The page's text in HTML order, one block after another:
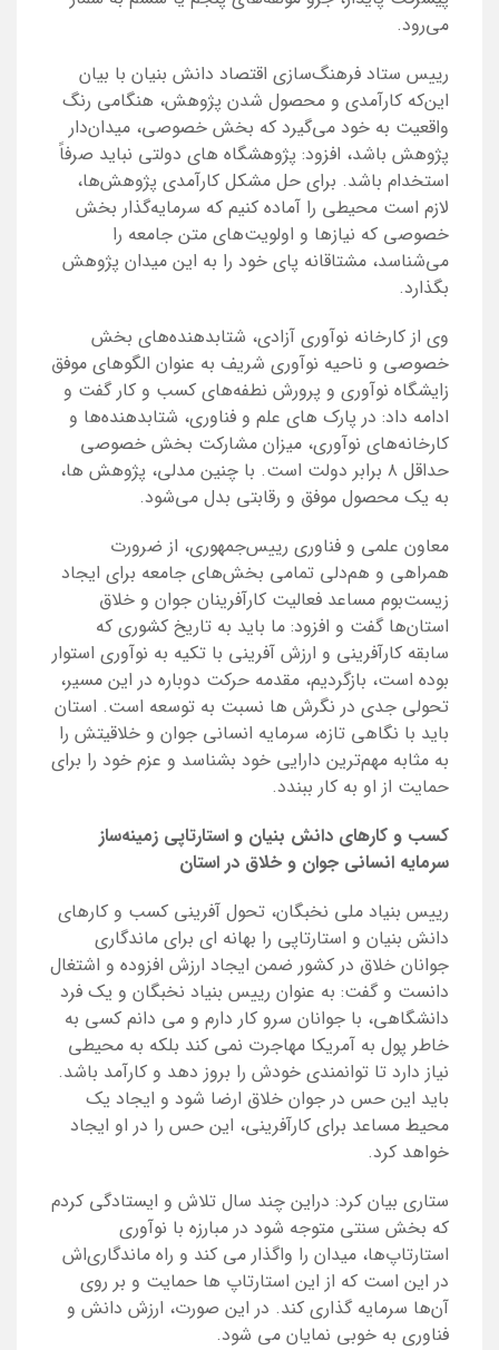
می‌رود.
رییس ستاد فرهنگ‌سازی اقتصاد دانش‌ بنیان با بیان
این‌که کارآمدی و محصول شدن پژوهش، هنگامی رنگ
واقعیت به خود می‌گیرد که بخش خصوصی، میدان‌دار
پژوهش باشد، افزود: پژوهشگاه های دولتی نباید صرفاً
استخدام باشد. برای حل مشکل کارآمدی پژوهش‌ها،
لازم است محیطی را آماده کنیم که سرمایه‌گذار بخش
خصوصی که نیازها و اولویت‌های متن جامعه را
می‌شناسد، مشتاقانه پای خود را به این میدان پژوهش
بگذارد.
وی از کارخانه نوآوری آزادی، شتابدهنده‌های بخش
خصوصی و ناحیه نوآوری شریف به عنوان الگوهای موفق
زایشگاه نوآوری و پرورش نطفه‌های کسب و کار گفت و
ادامه داد: در پارک های علم و فناوری، شتابدهنده‌ها و
کارخانه‌های نوآوری، میزان مشارکت بخش خصوصی
حداقل ۸ برابر دولت است. با چنین مدلی، پژوهش ها،
به یک محصول موفق و رقابتی بدل می‌شود.
معاون علمی و فناوری رییس‌جمهوری، از ضرورت
همراهی و هم‌دلی تمامی بخش‌های جامعه برای ایجاد
زیست‌بوم مساعد فعالیت کارآفرینان جوان و خلاق
استان‌ها گفت و افزود: ما باید به تاریخ کشوری که
سابقه کارآفرینی و ارزش آفرینی با تکیه به نوآوری استوار
بوده است، بازگردیم، مقدمه حرکت دوباره در این مسیر،
تحولی جدی در نگرش ها نسبت به توسعه است. استان
باید با نگاهی تازه، سرمایه انسانی جوان و خلاقیتش را
به مثابه مهم‌ترین دارایی خود بشناسد و عزم خود را برای
حمایت از او به کار ببندد.
کسب و کارهای دانش بنیان و استارتاپی زمینه‌ساز
سرمایه انسانی جوان و خلاق در استان
رییس بنیاد ملی نخبگان، تحول آفرینی کسب و کارهای
دانش بنیان و استارتاپی را بهانه ای برای ماندگاری
جوانان خلاق در کشور ضمن ایجاد ارزش افزوده و اشتغال
دانست و گفت: به عنوان رییس بنیاد نخبگان و یک فرد
دانشگاهی، با جوانان سرو کار دارم و می دانم کسی به
خاطر پول به آمریکا مهاجرت نمی کند بلکه به محیطی
نیاز دارد تا توانمندی خودش را بروز دهد و کارآمد باشد.
باید این حس در جوان خلاق ارضا شود و ایجاد یک
محیط مساعد برای کارآفرینی، این حس را در او ایجاد
خواهد کرد.
ستاری بیان کرد: دراین چند سال تلاش و ایستادگی کردم
که بخش سنتی متوجه شود در مبارزه با نوآوری
استارتاپ‌ها، میدان را واگذار می کند و راه ماندگاری‌اش
در این است که از این استارتاپ ها حمایت و بر روی
آن‌ها سرمایه گذاری کند. در این صورت، ارزش دانش و
فناوری به خوبی نمایان می شود.